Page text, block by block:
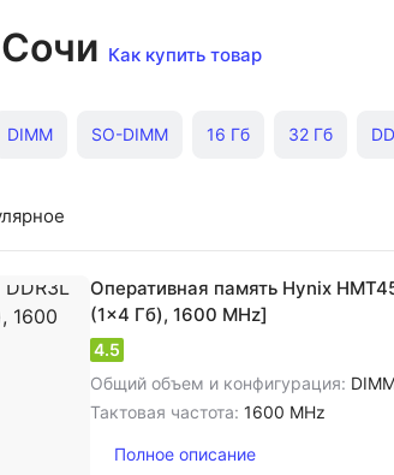
Как купить товар
DIMM SO-DIMM 16 Гб 32 Гб
Оперативная память Hynix
(1x4 Гб), 1600 MHz]
4.5
Общий объем и конфигурация:
Тактовая частота: 1600 MHz
Полное описание